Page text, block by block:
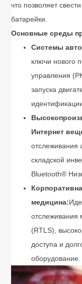
что позволяет
батарейки.
Основные среды
Системы
ключи нового
управления
запуска
Интернет
отслеживания
складской
Bluetooth®
медицина:
отслеживания
(RTLS),
доступа и
оборудование.